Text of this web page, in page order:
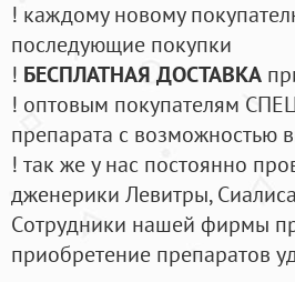
! каждому новому
последующие покупки
! БЕСПЛАТНАЯ ДОСТАВКА
! оптовым покупателям
препарата с возможностью
! так же у нас постоянно
дженерики Левитры,
Cотрудники нашей фирмы
приобретение препаратов